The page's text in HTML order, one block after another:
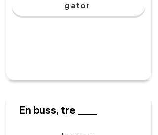
gator
En buss, tre ____